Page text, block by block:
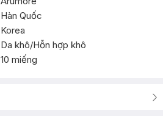
Hàn Quốc
Korea
Da khô/Hỗn hợp khô
10 miếng